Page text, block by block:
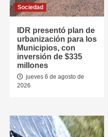
Sociedad
IDR presentó plan de
urbanización para los
Municipios, con
inversión de $335
millones
jueves 6 de agosto de
2026